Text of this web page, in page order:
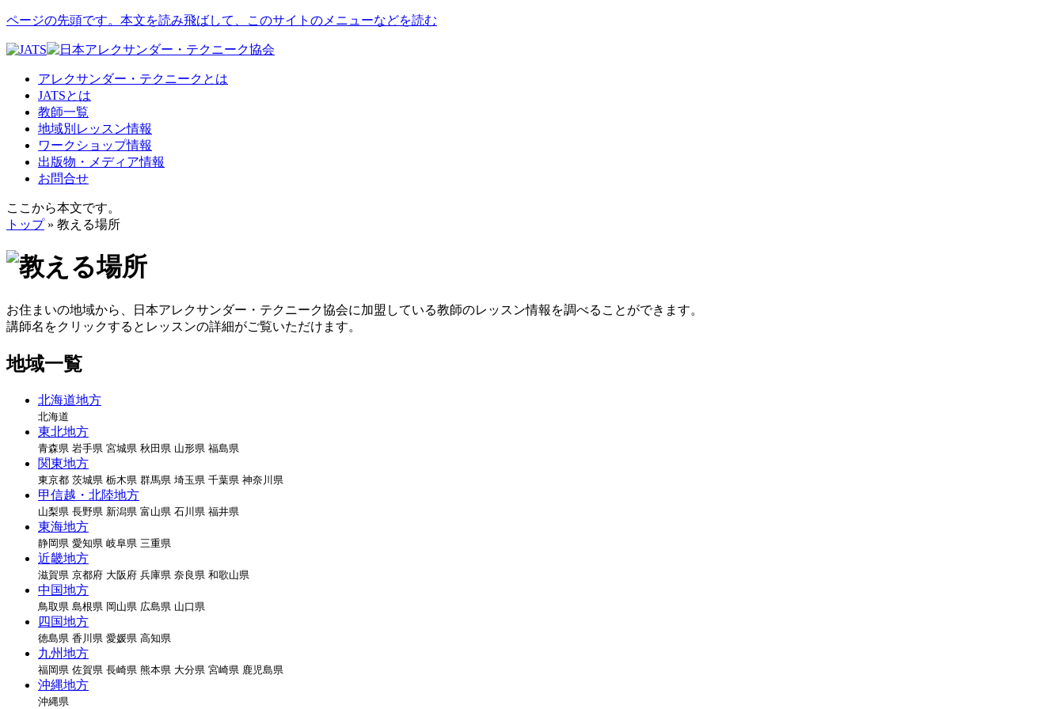
ページの先頭です。本文を読み飛ばして、このサイトのメニューなどを読む
アレクサンダー・テクニークとは
JATSとは
教師一覧
地域別レッスン情報
ワークショップ情報
出版物・メディア情報
お問合せ
ここから本文です。
トップ» 教える場所
お住まいの地域から、日本アレクサンダー・テクニーク協会に加盟している教師のレッスン情報を調べることができます。
講師名をクリックするとレッスンの詳細がご覧いただけます。
地域一覧
北海道地方
北海道
東北地方
青森県 岩手県 宮城県 秋田県 山形県 福島県
関東地方
東京都 茨城県 栃木県 群馬県 埼玉県 千葉県 神奈川県
甲信越・北陸地方
山梨県 長野県 新潟県 富山県 石川県 福井県
東海地方
静岡県 愛知県 岐阜県 三重県
近畿地方
滋賀県 京都府 大阪府 兵庫県 奈良県 和歌山県
中国地方
鳥取県 島根県 岡山県 広島県 山口県
四国地方
徳島県 香川県 愛媛県 高知県
九州地方
福岡県 佐賀県 長崎県 熊本県 大分県 宮崎県 鹿児島県
沖縄地方
沖縄県